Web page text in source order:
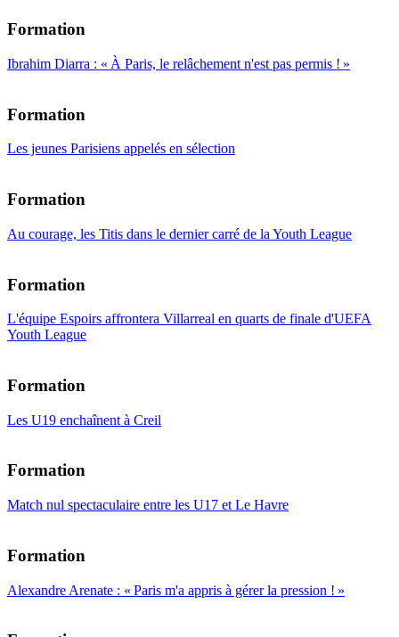
Formation
Ibrahim Diarra : « À Paris, le relâchement n'est pas permis ! »
Formation
Les jeunes Parisiens appelés en sélection
Formation
Au courage, les Titis dans le dernier carré de la Youth League
Formation
L'équipe Espoirs affrontera Villarreal en quarts de finale d'UEFA
Youth League
Formation
Les U19 enchaînent à Creil
Formation
Match nul spectaculaire entre les U17 et Le Havre
Formation
Alexandre Arenate : « Paris m'a appris à gérer la pression ! »